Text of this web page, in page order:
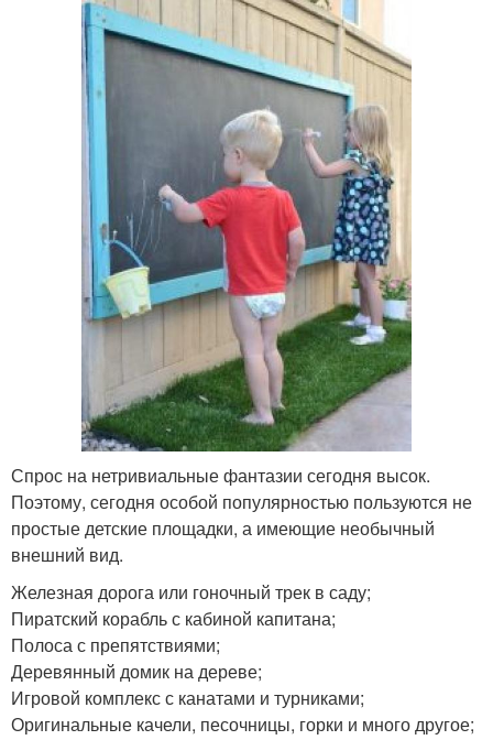
Спрос на нетривиальные фантазии сегодня высок.
Поэтому, сегодня особой популярностью пользуются не
простые детские площадки, а имеющие необычный
внешний вид.
Железная дорога или гоночный трек в саду;
Пиратский корабль с кабиной капитана;
Полоса с препятствиями;
Деревянный домик на дереве;
Игровой комплекс с канатами и турниками;
Оригинальные качели, песочницы, горки и много другое;